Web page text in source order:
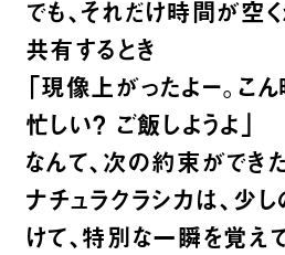
でも、それだけ時間が空
共有するとき
「現像上がったよー。こ
忙しい？ ご飯しようよ」
なんて、次の約束ができた
ナチュラクラシカは、少
けて、特別な一瞬を覚え